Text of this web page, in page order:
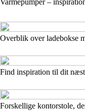
Varmepumper –
Overblik over ladebokse
Find inspiration til dit
Forskellige kontorstole,